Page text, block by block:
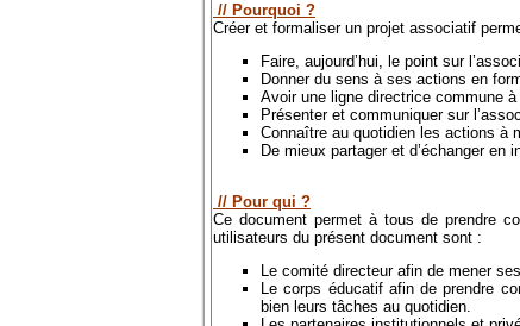
// Pourquoi ?
Créer et formaliser un projet associatif
Faire, aujourd’hui, le point sur
Donner du sens à ses actions en
Avoir une ligne directrice commune
Présenter et communiquer sur
Connaître au quotidien les actions à
De mieux partager et d’échanger en
// Pour qui ?
Ce document permet à tous de prendre
utilisateurs du présent document sont :
Le comité directeur afin de mener
Le corps éducatif afin de prendre
bien leurs tâches au quotidien.